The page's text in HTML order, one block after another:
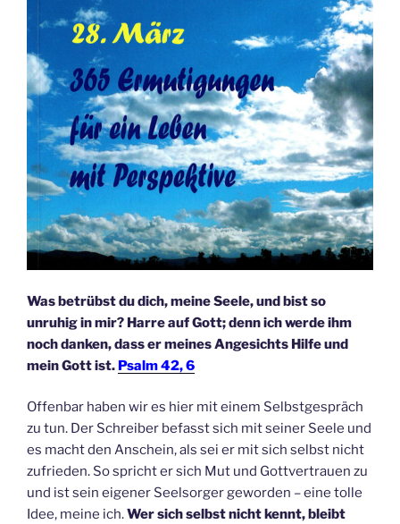
Was betrübst du dich, meine Seele, und bist so
unruhig in mir? Harre auf Gott; denn ich werde ihm
noch danken, dass er meines Angesichts Hilfe und
mein Gott ist. Psalm 42, 6
Offenbar haben wir es hier mit einem Selbstgespräch
zu tun. Der Schreiber befasst sich mit seiner Seele und
es macht den Anschein, als sei er mit sich selbst nicht
zufrieden. So spricht er sich Mut und Gottvertrauen zu
und ist sein eigener Seelsorger geworden – eine tolle
Idee, meine ich.Wer sich selbst nicht kennt, bleibt